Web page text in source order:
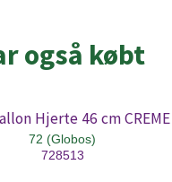
også købt
Hjerte 46 cm CREME
72 (Globos)
728513